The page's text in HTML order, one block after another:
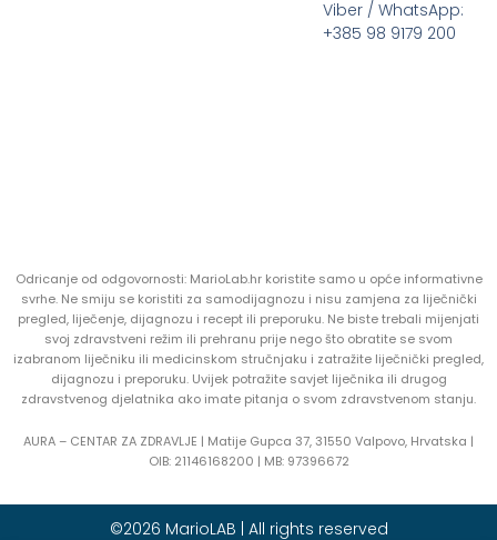
Viber / WhatsApp:
+385 98 9179 200
Odricanje od odgovornosti: MarioLab.hr koristite samo u opće informativne
svrhe. Ne smiju se koristiti za samodijagnozu i nisu zamjena za liječnički
pregled, liječenje, dijagnozu i recept ili preporuku. Ne biste trebali mijenjati
svoj zdravstveni režim ili prehranu prije nego što obratite se svom
izabranom liječniku ili medicinskom stručnjaku i zatražite liječnički pregled,
dijagnozu i preporuku. Uvijek potražite savjet liječnika ili drugog
zdravstvenog djelatnika ako imate pitanja o svom zdravstvenom stanju.
AURA – CENTAR ZA ZDRAVLJE | Matije Gupca 37, 31550 Valpovo, Hrvatska |
OIB: 21146168200 | MB: 97396672
©2026 MarioLAB | All rights reserved